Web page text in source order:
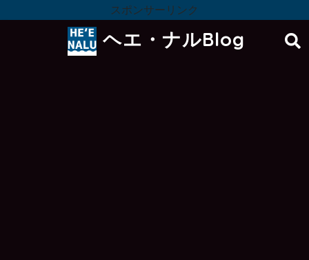
スポンサーリンク
ヘエ・ナルBlog